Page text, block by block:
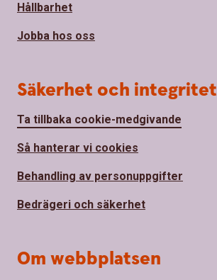
Hållbarhet
Jobba hos oss
Säkerhet och integritet
Ta tillbaka cookie-medgivande
Så hanterar vi cookies
Behandling av personuppgifter
Bedrägeri och säkerhet
Om webbplatsen